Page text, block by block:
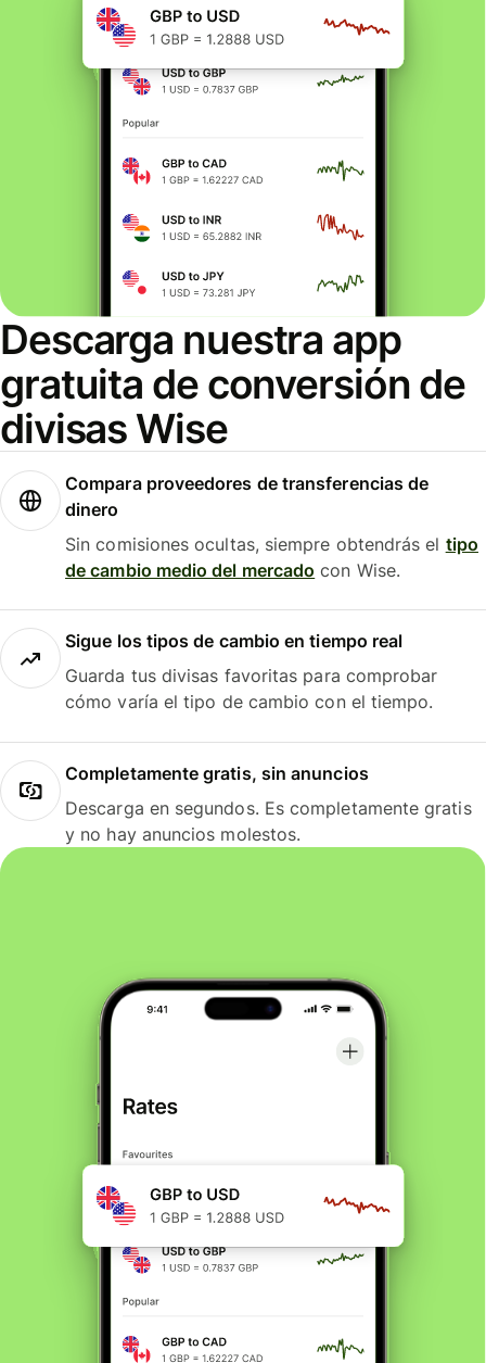
Descarga nuestra app
gratuita de conversión de
divisas Wise
Compara proveedores de transferencias de
dinero
Sin comisiones ocultas, siempre obtendrás el tipo
de cambio medio del mercado con Wise.
Sigue los tipos de cambio en tiempo real
Guarda tus divisas favoritas para comprobar
cómo varía el tipo de cambio con el tiempo.
Completamente gratis, sin anuncios
Descarga en segundos. Es completamente gratis
y no hay anuncios molestos.